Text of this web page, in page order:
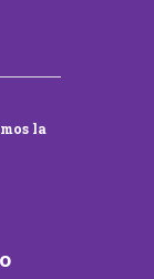
la